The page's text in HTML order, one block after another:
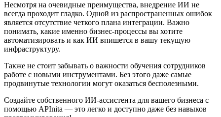
Несмотря на очевидные преимущества, внедрение ИИ не
всегда проходит гладко. Одной из распространенных ошибок
является отсутствие четкого плана интеграции. Важно
понимать, какие именно бизнес-процессы вы хотите
автоматизировать и как ИИ впишется в вашу текущую
инфраструктуру.
Также не стоит забывать о важности обучения сотрудников
работе с новыми инструментами. Без этого даже самые
продвинутые технологии могут оказаться бесполезными.
Создайте собственного ИИ-ассистента для вашего бизнеса с
помощью APInita — это легко и доступно даже без навыков